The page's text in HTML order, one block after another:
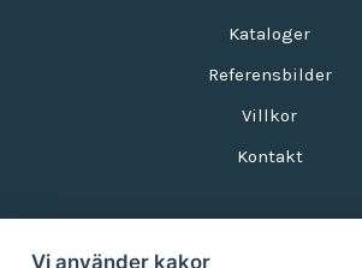
Kataloger
Referensbilder
Villkor
Kontakt
Vi använder kakor